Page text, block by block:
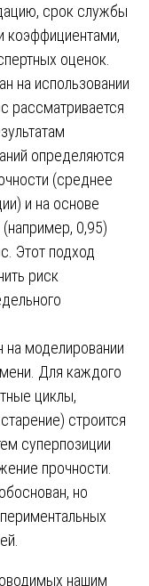
срок службы
коэффициентами,
оценок.
на использовании
рассматривается
определяются
(среднее
и на основе
0,95)
Этот подход
риск
на моделировании
Для каждого
циклы,
строится
суперпозиции
прочности.
но
нашим